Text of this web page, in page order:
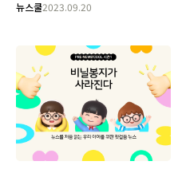
뉴스쿨2023.09.20